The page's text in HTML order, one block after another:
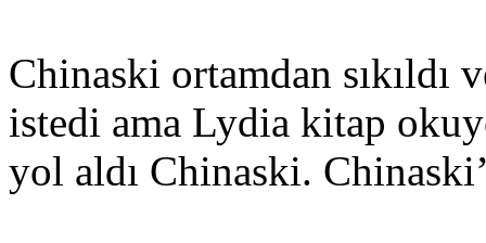
Chinaski ortamdan sıkıldı
istedi ama Lydia kitap
yol aldı Chinaski.